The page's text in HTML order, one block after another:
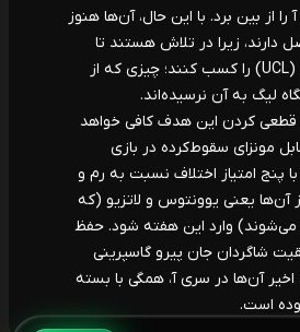
از بین برد. با این حال، آن‌ها هنوز
دارند، زیرا در تلاش هستند تا
سهمیه لیگ قهرمانان اروپا (UCL) را کسب کنند؛ چیزی که از
قطعی کردن این هدف کافی خواهد
چرا که پیروزی ۴-۰ مقابل مونزای سقوط‌کرده در بازی
پنج امتیاز اختلاف نسبت به رم و
آن‌ها یعنی یوونتوس و لاتزیو (که
می‌شوند) وارد این هفته شود. حفظ
شاگردان جان پیرو گاسپرینی
آن‌ها در سری آ، همگی با بسته
است.